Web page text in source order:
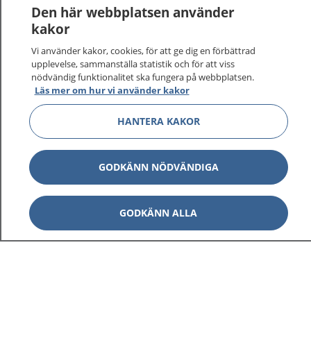
1177–tryggt om din hälsa och vård
På 1177.se får du råd om hälsa och information om
sjukdomar och vilka mottagningar du kan kontakta.
Logga in för att läsa din journal och göra dina
vårdärenden. Ring telefonnummer 1177 för
sjukvårdsrådgivning dygnet runt.
1177 ger dig råd när du vill må bättre.
1177 på flera språk Visa
Den här webbplatsen använder
kakor
Vi använder kakor, cookies, för att ge dig en förbättrad
upplevelse, sammanställa statistik och för att viss
nödvändig funktionalitet ska fungera på webbplatsen.
Läs mer om hur vi använder kakor
HANTERA KAKOR
GODKÄNN NÖDVÄNDIGA
GODKÄNN ALLA